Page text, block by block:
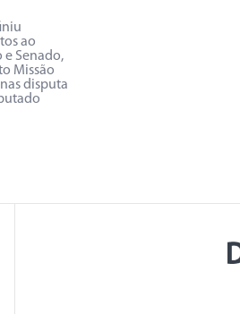
ao
Senado,
Missão
disputa